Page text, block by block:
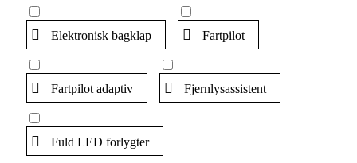
Elektronisk bagklap Fartpilot
Fartpilot adaptiv Fjernlysassistent
Fuld LED forlygter